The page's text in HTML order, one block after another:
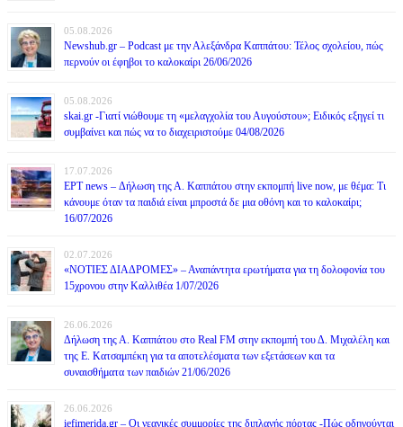
05.08.2026
Newshub.gr – Podcast με την Αλεξάνδρα Καππάτου: Τέλος σχολείου, πώς
περνούν οι έφηβοι το καλοκαίρι 26/06/2026
05.08.2026
skai.gr -Γιατί νιώθουμε τη «μελαγχολία του Αυγούστου»; Ειδικός εξηγεί τι
συμβαίνει και πώς να το διαχειριστούμε 04/08/2026
17.07.2026
ΕΡΤ news – Δήλωση της Α. Καππάτου στην εκπομπή live now, με θέμα: Τι
κάνουμε όταν τα παιδιά είναι μπροστά δε μια οθόνη και το καλοκαίρι;
16/07/2026
02.07.2026
«ΝΟΤΙΕΣ ΔΙΑΔΡΟΜΕΣ» – Αναπάντητα ερωτήματα για τη δολοφονία του
15χρονου στην Καλλιθέα 1/07/2026
26.06.2026
Δήλωση της Α. Καππάτου στο Real FM στην εκπομπή του Δ. Μιχαλέλη και
της Ε. Κατσαμπέκη για τα αποτελέσματα των εξετάσεων και τα
συναισθήματα των παιδιών 21/06/2026
26.06.2026
iefimerida.gr – Οι νεανικές συμμορίες της διπλανής πόρτας -Πώς οδηγούνται